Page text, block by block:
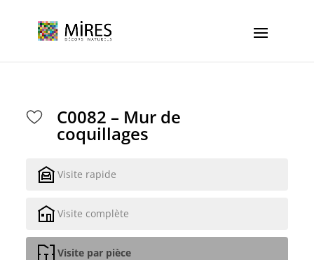
C0082 – Mur de
coquillages
Visite rapide
Visite complète
Visite par pièce